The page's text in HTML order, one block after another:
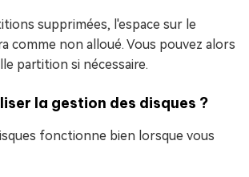
supprimées, l'espace sur le
comme non alloué. Vous pouvez alors
partition si nécessaire.
la gestion des disques ?
fonctionne bien lorsque vous